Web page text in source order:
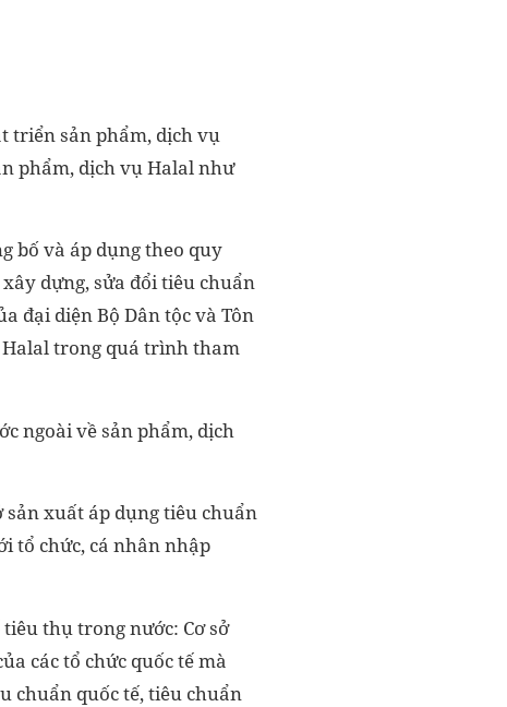
triển sản phẩm, dịch vụ
phẩm, dịch vụ Halal như
bố và áp dụng theo quy
dựng, sửa đổi tiêu chuẩn
đại diện Bộ Dân tộc và Tôn
Halal trong quá trình tham
ngoài về sản phẩm, dịch
sản xuất áp dụng tiêu chuẩn
tổ chức, cá nhân nhập
thụ trong nước: Cơ sở
các tổ chức quốc tế mà
chuẩn quốc tế, tiêu chuẩn